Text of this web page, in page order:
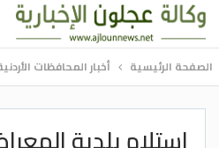
الصفحة الرئيسية أخبار المحافظات